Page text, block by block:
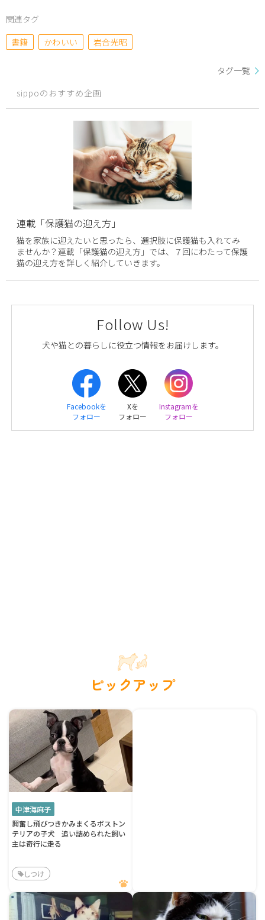
関連タグ
書籍
かわいい 岩合光昭
タグ一覧
sippoのおすすめ企画
連載「保護猫の迎え方」
猫を家族に迎えたいと思ったら、選択肢に保護猫も入れてみ
ませんか？連載「保護猫の迎え方」では、７回にわたって保護
猫の迎え方を詳しく紹介していきます。
Follow Us!
犬や猫との暮らしに役立つ情報をお届けします。
Facebookを
フォロー
Xを
フォロー
Instagramを
フォロー
ピックアップ
中津海麻子
興奮し飛びつきかみまくるボストン
テリアの子犬 追い詰められた飼い
主は奇行に走る
しつけ